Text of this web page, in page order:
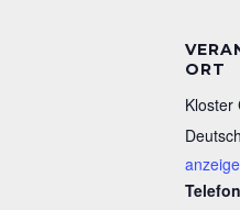
ORT
Kloster
Telefon